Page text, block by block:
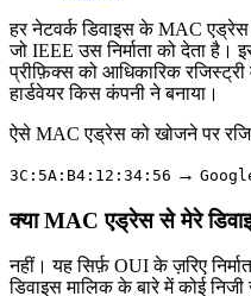
हर नेटवर्क डिवाइस के MAC
जो IEEE उस निर्माता को देता
प्रीफ़िक्स को आधिकारिक
हार्डवेयर किस कंपनी ने बनाया।
ऐसे MAC एड्रेस को खोजने पर
3C:5A:B4:12:34:56 →
क्या MAC एड्रेस से मेरे
नहीं। यह सिर्फ़ OUI के ज़रिए
डिवाइस मालिक के बारे में कोई निजी